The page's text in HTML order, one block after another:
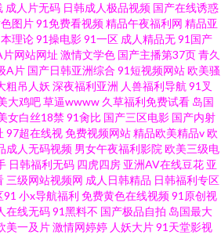
成人片无码 日韩成人极品视频 国产在线诱惑
图片91免费看视频精品午夜福利网 精品亚
理论91操电影91一区 成人精品无91国产
片网站网址 激情文学色 国产主播第37页青久
A片 国产日韩亚洲综合 91短视频网站欧美骚
粗吊人妖 深夜福利亚洲 人兽福利导航 91叉
大鸡吧草逼wwww 久草福利免费试看 岛国
女白丝18禁91肏比 国产三区电影 国产内射
97超在线视免费视频网站精品欧美精品v欧
成人无码视频 男女午夜福利影院 欧美三级电
日韩福利无码 四虎四房 亚洲AV在线豆花 亚
三级网站视频网 成人日韩精品 日韩福利专区
91 小x导航福利 免费黄色在线视频91原创视
在线无码91黑料不 国产极品自拍 岛国最大
美一及片激情网婷婷 人妖大片91天堂影视